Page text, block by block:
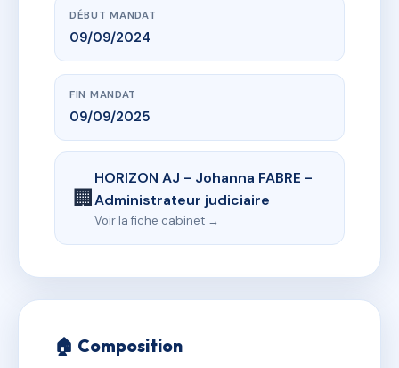
DÉBUT MANDAT
09/09/2024
FIN MANDAT
09/09/2025
🏢
HORIZON AJ - Johanna FABRE -
Administrateur judiciaire
Voir la fiche cabinet →
🏠 Composition